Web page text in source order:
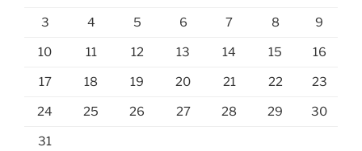
3 4 5 6 7 8 9
10 11 12 13 14 15 16
17 18 19 20 21 22 23
24 25 26 27 28 29 30
31